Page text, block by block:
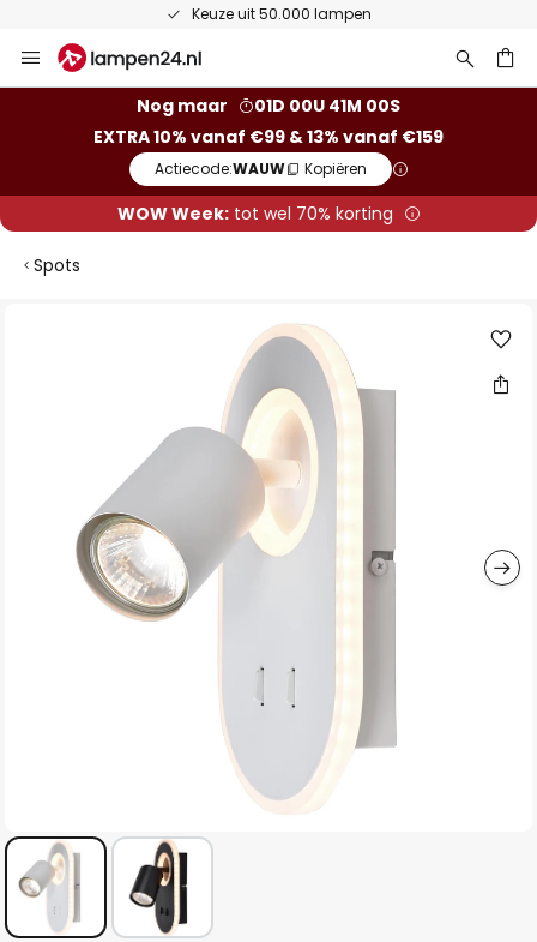
Keuze uit 50.000 lampen
naar
Nog maar
01D 00U 40M 59S
EXTRA 10% vanaf €99 & 13% vanaf €159
Actiecode:WAUW Kopiëren
WOW Week:tot wel 70% korting
Spots
afbeeldingen-